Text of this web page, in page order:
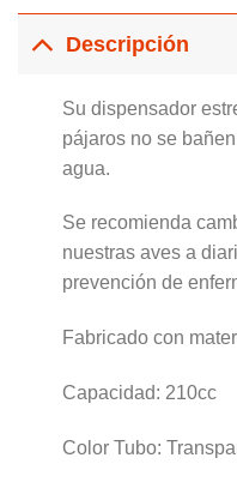
Descripción
Su dispensador
pájaros no se
agua.
Se recomienda
nuestras aves a
prevención de
Fabricado con
Capacidad: 210cc
Color Tubo: